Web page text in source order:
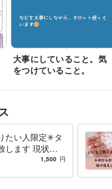
大事にしていること。気
をつけていること。
たい人限定✳︎タ
します 現状・
イスなど、今出
1,500 円